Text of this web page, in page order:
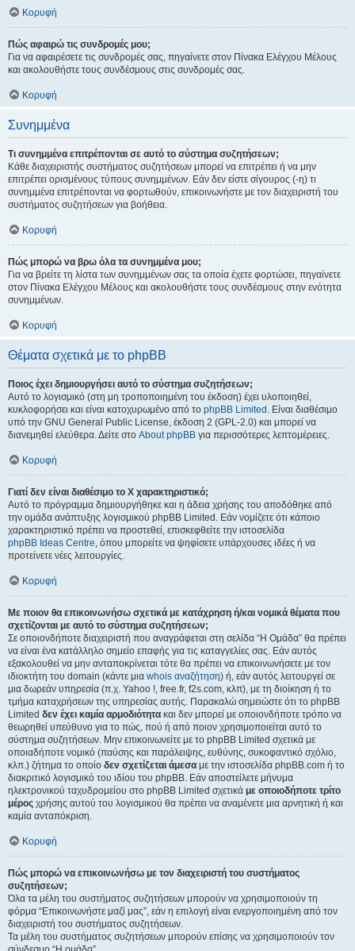
Κορυφή
Πώς αφαιρώ τις συνδρομές μου;
Για να αφαιρέσετε τις συνδρομές σας, πηγαίνετε στον Πίνακα Ελέγχου Μέλους
και ακολουθήστε τους συνδέσμους στις συνδρομές σας.
Κορυφή
Συνημμένα
Τι συνημμένα επιτρέπονται σε αυτό το σύστημα συζητήσεων;
Κάθε διαχειριστής συστήματος συζητήσεων μπορεί να επιτρέπει ή να μην
επιτρέπει ορισμένους τύπους συνημμένων. Εάν δεν είστε σίγουρος (-η) τι
συνημμένα επιτρέπονται να φορτωθούν, επικοινωνήστε με τον διαχειριστή του
συστήματος συζητήσεων για βοήθεια.
Κορυφή
Πώς μπορώ να βρω όλα τα συνημμένα μου;
Για να βρείτε τη λίστα των συνημμένων σας τα οποία έχετε φορτώσει, πηγαίνετε
στον Πίνακα Ελέγχου Μέλους και ακολουθήστε τους συνδέσμους στην ενότητα
συνημμένων.
Κορυφή
Θέματα σχετικά με το phpBB
Ποιος έχει δημιουργήσει αυτό το σύστημα συζητήσεων;
Αυτό το λογισμικό (στη μη τροποποιημένη του έκδοση) έχει υλοποιηθεί,
κυκλοφορήσει και είναι κατοχυρωμένο από το phpBB Limited . Είναι διαθέσιμο
υπό την GNU General Public License, έκδοση 2 (GPL-2.0) και μπορεί να
διανεμηθεί ελεύθερα. Δείτε στο About phpBB για περισσότερες λεπτομέρειες.
Κορυφή
Γιατί δεν είναι διαθέσιμο το Χ χαρακτηριστικό;
Αυτό το πρόγραμμα δημιουργήθηκε και η άδεια χρήσης του αποδόθηκε από
την ομάδα ανάπτυξης λογισμικού phpBB Limited. Εάν νομίζετε ότι κάποιο
χαρακτηριστικό πρέπει να προστεθεί, επισκεφθείτε την ιστοσελίδα
phpBB Ideas Centre, όπου μπορείτε να ψηφίσετε υπάρχουσες ιδέες ή να
προτείνετε νέες λειτουργίες.
Κορυφή
Με ποιον θα επικοινωνήσω σχετικά με κατάχρηση ή/και νομικά θέματα που
σχετίζονται με αυτό το σύστημα συζητήσεων;
Σε οποιονδήποτε διαχειριστή που αναγράφεται στη σελίδα “Η Ομάδα” θα πρέπει
να είναι ένα κατάλληλο σημείο επαφής για τις καταγγελίες σας. Εάν αυτός
εξακολουθεί να μην ανταποκρίνεται τότε θα πρέπει να επικοινωνήσετε με τον
ιδιοκτήτη του domain (κάντε μια whois αναζήτηση) ή, εάν αυτός λειτουργεί σε
μια δωρεάν υπηρεσία (π.χ. Yahoo !, free.fr, f2s.com, κλπ), με τη διοίκηση ή το
τμήμα καταχρήσεων της υπηρεσίας αυτής. Παρακαλώ σημειώστε ότι το phpBB
Limited δεν έχει καμία αρμοδιότητα και δεν μπορεί με οποιονδήποτε τρόπο να
θεωρηθεί υπεύθυνο για το πώς, πού ή από ποιον χρησιμοποιείται αυτό το
σύστημα συζητήσεων. Μην επικοινωνείτε με το phpBB Limited σχετικά με
οποιαδήποτε νομικό (παύσης και παράλειψης, ευθύνης, συκοφαντικό σχόλιο,
κλπ.) ζήτημα το οποίο δεν σχετίζεται άμεσα με την ιστοσελίδα phpBB.com ή το
διακριτικό λογισμικό του ιδίου του phpBB. Εάν αποστείλετε μήνυμα
ηλεκτρονικού ταχυδρομείου στο phpBB Limited σχετικά με οποιοδήποτε τρίτο
μέρος χρήσης αυτού του λογισμικού θα πρέπει να αναμένετε μια αρνητική ή και
καμία ανταπόκριση.
Κορυφή
Πώς μπορώ να επικοινωνήσω με τον διαχειριστή του συστήματος
συζητήσεων;
Όλα τα μέλη του συστήματος συζητήσεων μπορούν να χρησιμοποιούν τη
φόρμα “Επικοινωνήστε μαζί μας”, εάν η επιλογή είναι ενεργοποιημένη από τον
διαχειριστή του συστήματος συζητήσεων.
Τα μέλη του συστήματος συζητήσεων μπορούν επίσης να χρησιμοποιούν τον